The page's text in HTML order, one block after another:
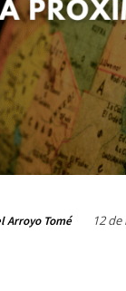
Arroyo Tomé 12